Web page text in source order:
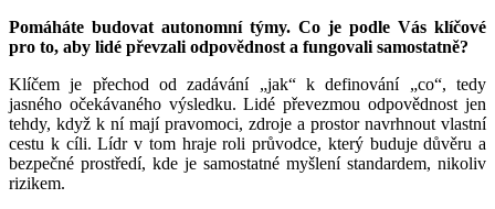
Pomáháte budovat autonomní týmy. Co je podle Vás klíčové
pro to, aby lidé převzali odpovědnost a fungovali samostatně?
Klíčem je přechod od zadávání „jak“ k definování „co“, tedy
jasného očekávaného výsledku. Lidé převezmou odpovědnost jen
tehdy, když k ní mají pravomoci, zdroje a prostor navrhnout vlastní
cestu k cíli. Lídr v tom hraje roli průvodce, který buduje důvěru a
bezpečné prostředí, kde je samostatné myšlení standardem, nikoliv
rizikem.